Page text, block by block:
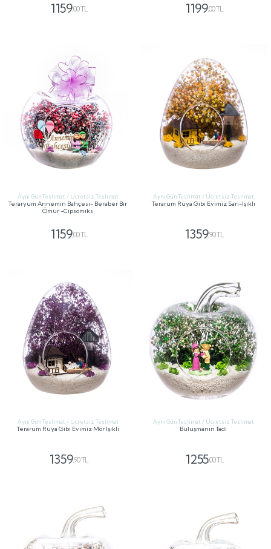
1159,00 TL 1199,00 TL
Aynı Gün Teslimat / Ücretsiz Teslimat
Teraryum Annemin Bahçesi- Beraber Bir
Ömür -Cipsomiks
1159,00 TL
Aynı Gün Teslimat / Ücretsiz Teslimat
Terarum Rüya Gibi Evimiz Sarı-Işıklı
1359,90 TL
Aynı Gün Teslimat / Ücretsiz Teslimat
Terarum Rüya Gibi Evimiz Mor Işıklı
1359,90 TL
Aynı Gün Teslimat / Ücretsiz Teslimat
Buluşmanın Tadı
1255,00 TL